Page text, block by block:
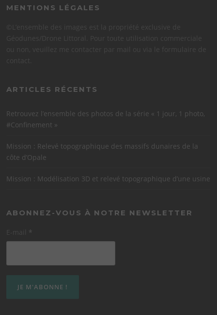
MENTIONS LÉGALES
©L’ensemble des images est la propriété exclusive de
Géodunes/Drone Littoral. Pour toute utilisation commerciale
ou non, veuillez me contacter par mail ou via le formulaire de
contact.
ARTICLES RÉCENTS
Retrouvez l’ensemble des photos de la série « 1 jour, 1 photo,
#Confinement »
Mission : Relevé topographique des massifs dunaires de la
côte d’Opale
Mission : Modélisation 3D et relevé topographique d’une usine
ABONNEZ-VOUS À NOTRE NEWSLETTER
E-mail *